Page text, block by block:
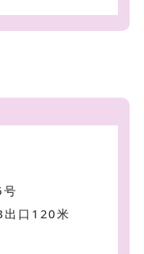
出口120米